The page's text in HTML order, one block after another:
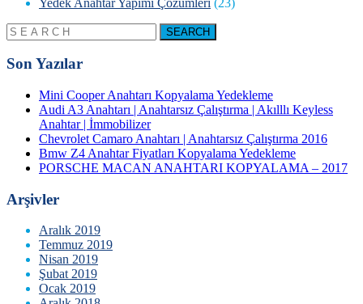
Son Yazılar
Mini Cooper Anahtarı Kopyalama Yedekleme
Audi A3 Anahtarı | Anahtarsız Çalıştırma | Akılllı Keyless
Anahtar | İmmobilizer
Chevrolet Camaro Anahtarı | Anahtarsız Çalıştırma 2016
Bmw Z4 Anahtar Fiyatları Kopyalama Yedekleme
PORSCHE MACAN ANAHTARI KOPYALAMA – 2017
Arşivler
Aralık 2019
Temmuz 2019
Nisan 2019
Şubat 2019
Ocak 2019